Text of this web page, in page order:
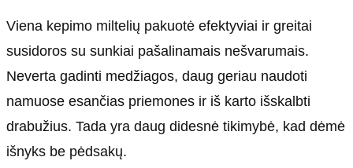
Viena kepimo miltelių pakuotė efektyviai ir greitai
susidoros su sunkiai pašalinamais nešvarumais.
Neverta gadinti medžiagos, daug geriau naudoti
namuose esančias priemones ir iš karto išskalbti
drabužius. Tada yra daug didesnė tikimybė, kad dėmė
išnyks be pėdsakų.